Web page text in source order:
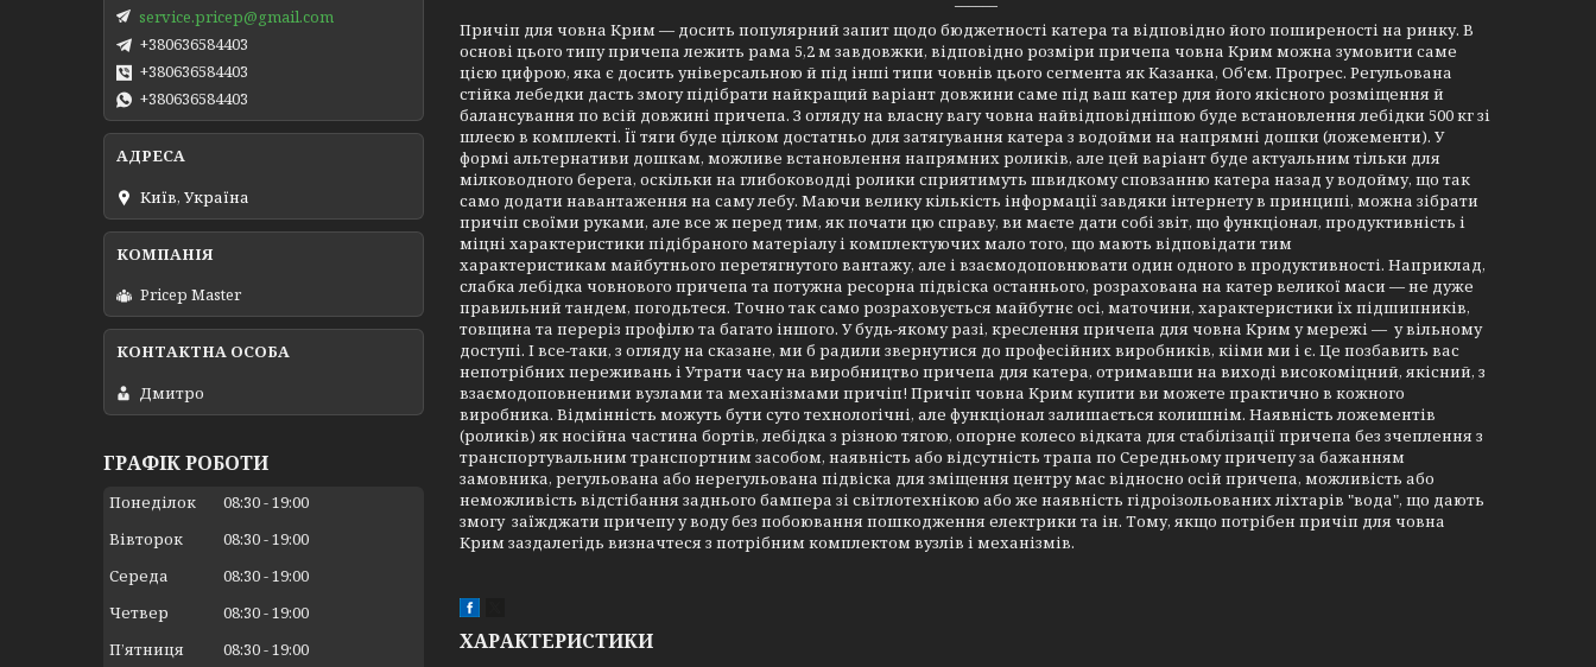
Причіп для човна Крим — досить популярний запит щодо бюджетності катера та відповідно його поширеності на ринку. В
основі цього типу причепа лежить рама 5,2 м завдовжки, відповідно розміри причепа човна Крим можна зумовити саме
цією цифрою, яка є досить універсальною й під інші типи човнів цього сегмента як Казанка, Об'єм. Прогрес. Регульована
стійка лебедки дасть змогу підібрати найкращий варіант довжини саме під ваш катер для його якісного розміщення й
балансування по всій довжині причепа. З огляду на власну вагу човна найвідповіднішою буде встановлення лебідки 500 кг зі
шлеєю в комплекті. Її тяги буде цілком достатньо для затягування катера з водойми на напрямні дошки (ложементи). У
формі альтернативи дошкам, можливе встановлення напрямних роликів, але цей варіант буде актуальним тільки для
мілководного берега, оскільки на глибоководді ролики сприятимуть швидкому сповзанню катера назад у водойму, що так
само додати навантаження на саму лебу. Маючи велику кількість інформації завдяки інтернету в принципі, можна зібрати
причіп своїми руками, але все ж перед тим, як почати цю справу, ви маєте дати собі звіт, що функціонал, продуктивність і
міцні характеристики підібраного матеріалу і комплектуючих мало того, що мають відповідати тим
характеристикам майбутнього перетягнутого вантажу, але і взаємодоповнювати один одного в продуктивності. Наприклад,
слабка лебідка човнового причепа та потужна ресорна підвіска останнього, розрахована на катер великої маси — не дуже
правильний тандем, погодьтеся. Точно так само розраховується майбутнє осі, маточини, характеристики їх підшипників,
товщина та переріз профілю та багато іншого. У будь-якому разі, креслення причепа для човна Крим у мережі — у вільному
доступі. І все-таки, з огляду на сказане, ми б радили звернутися до професійних виробників, кііми ми і є. Це позбавить вас
непотрібних переживань і Утрати часу на виробництво причепа для катера, отримавши на виході високоміцний, якісний, з
взаємодоповненими вузлами та механізмами причіп! Причіп човна Крим купити ви можете практично в кожного
виробника. Відмінність можуть бути суто технологічні, але функціонал залишається колишнім. Наявність ложементів
(роликів) як носійна частина бортів, лебідка з різною тягою, опорне колесо відката для стабілізації причепа без зчеплення з
транспортувальним транспортним засобом, наявність або відсутність трапа по Середньому причепу за бажанням
замовника, регульована або нерегульована підвіска для зміщення центру мас відносно осій причепа, можливість або
неможливість відстібання заднього бампера зі світлотехнікою або же наявність гідроізольованих ліхтарів "вода", що дають
змогу заїжджати причепу у воду без побоювання пошкодження електрики та ін. Тому, якщо потрібен причіп для човна
Крим заздалегідь визначтеся з потрібним комплектом вузлів і механізмів.
ХАРАКТЕРИСТИКИ
service.pricep@gmail.com
+380636584403
+380636584403
+380636584403
Київ, Україна
Pricep Master
Дмитро
ГРАФІК РОБОТИ
Понеділок 08:30 19:00
Вівторок
08:30 19:00
Середа
08:30 19:00
Четвер
08:30 19:00
Пʼятниця
08:30 19:00